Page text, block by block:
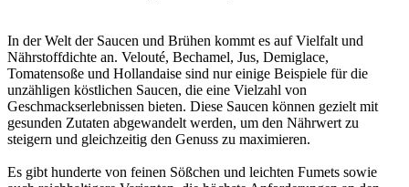
In der Welt der Saucen und Brühen kommt es auf Vielfalt und
Nährstoffdichte an. Velouté, Bechamel, Jus, Demiglace,
Tomatensoße und Hollandaise sind nur einige Beispiele für die
unzähligen köstlichen Saucen, die eine Vielzahl von
Geschmackserlebnissen bieten. Diese Saucen können gezielt mit
gesunden Zutaten abgewandelt werden, um den Nährwert zu
steigern und gleichzeitig den Genuss zu maximieren.
Es gibt hunderte von feinen Sößchen und leichten Fumets sowie